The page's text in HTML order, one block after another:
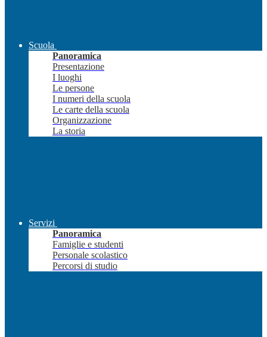
Scuola
Panoramica
Presentazione
I luoghi
Le persone
I numeri della scuola
Le carte della scuola
Organizzazione
La storia
Servizi
Panoramica
Famiglie e studenti
Personale scolastico
Percorsi di studio